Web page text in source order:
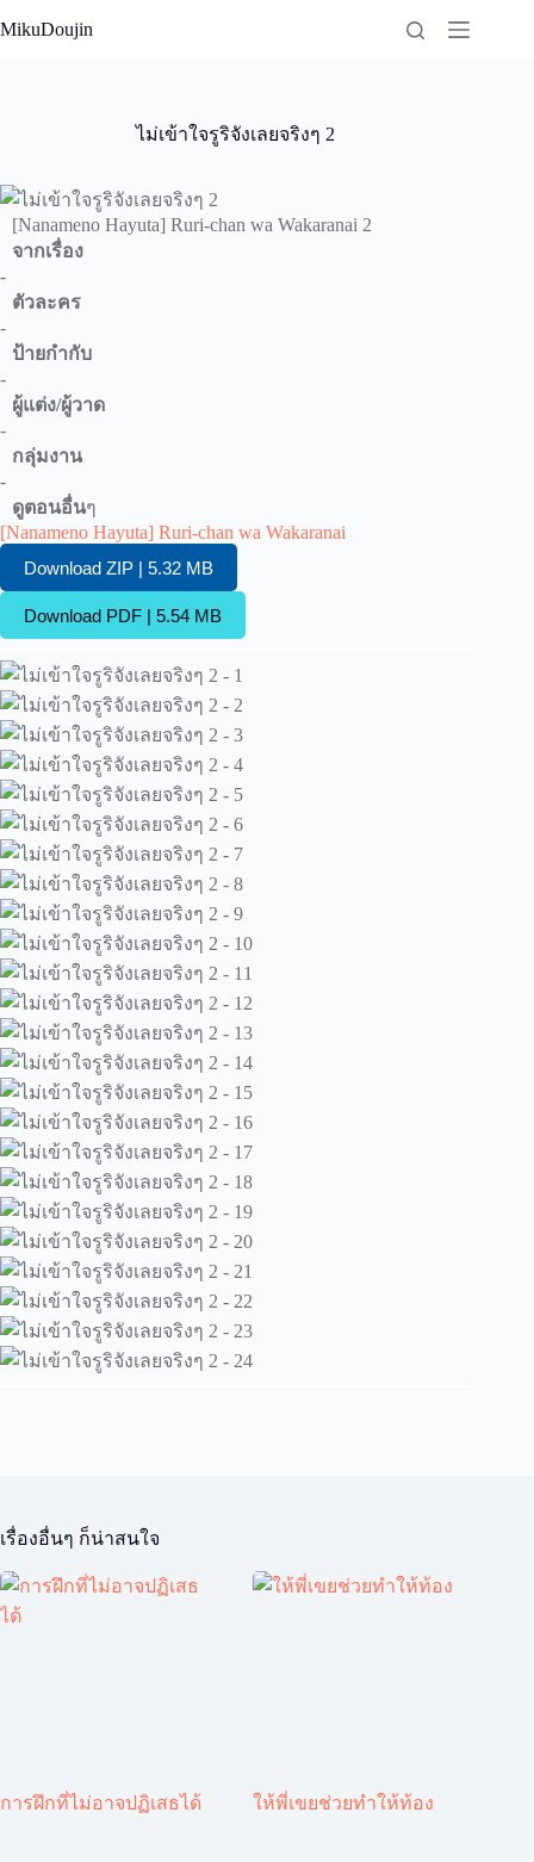
to
MikuDoujin
ไม่เข้าใจรูริจังเลยจริงๆ 2
[Nanameno Hayuta] Ruri-chan wa Wakaranai 2
จากเรื่อง
-
ตัวละคร
-
ป้ายกำกับ
-
ผู้แต่ง/ผู้วาด
-
กลุ่มงาน
-
ดูตอนอื่นๆ
[Nanameno Hayuta] Ruri-chan wa Wakaranai
Download ZIP | 5.32 MB
Download PDF | 5.54 MB
เรื่องอื่นๆ ก็น่าสนใจ
การฝึกที่ไม่อาจปฏิเสธได้ ให้พี่เขยช่วยทำให้ท้อง